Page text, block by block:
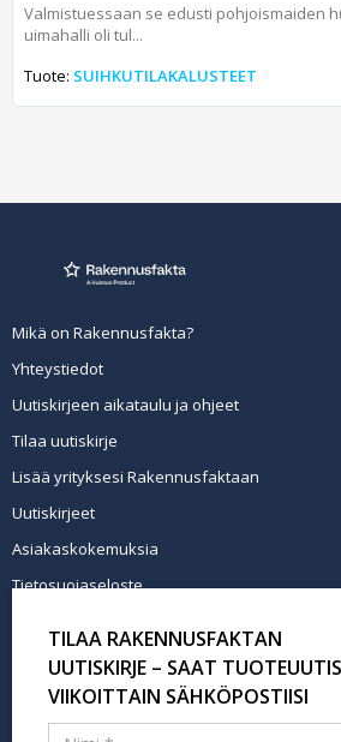
Valmistuessaan se edusti pohjoismaiden
uimahalli oli tul...
Tuote: SUIHKUTILAKALUSTEET
Mikä on Rakennusfakta?
Yhteystiedot
Uutiskirjeen aikataulu ja ohjeet
Tilaa uutiskirje
Lisää yrityksesi Rakennusfaktaan
Uutiskirjeet
Asiakaskokemuksia
Tietosuojaseloste
Tilaa uutiskirje
TILAA RAKENNUSFAKTAN
UUTISKIRJE – SAAT
VIIKOITTAIN SÄHKÖPOSTIISI